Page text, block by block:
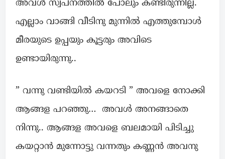
അവൾ സ്വപ്നത്തിൽ പോലും കണ്ടിരുന്നില്ല.
എല്ലാം വാങ്ങി വീടിനു മുന്നിൽ എത്തുമ്പോൾ
മീരയുടെ ഉപ്പയും കൂട്ടരും അവിടെ
ഉണ്ടായിരുന്നു..
” വന്നു വണ്ടിയിൽ കയറടി ” അവളെ നോക്കി
ആങ്ങള പറഞ്ഞു… അവൾ അനങ്ങാതെ
നിന്നു.. ആങ്ങള അവളെ ബലമായി പിടിച്ചു
കയറ്റാൻ മുന്നോട്ടു വന്നതും കണ്ണൻ അവനു